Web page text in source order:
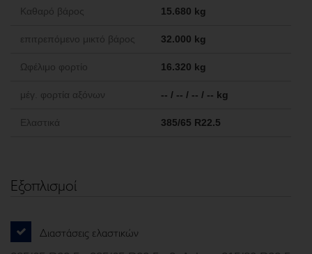
Καθαρό βάρος 15.680 kg
επιτρεπόμενο μικτό βάρος 32.000 kg
Ωφέλιμο φορτίο 16.320 kg
μέγ. φορτία αξόνων -- / -- / -- / -- kg
Ελαστικά 385/65 R22.5
Εξοπλισμοί
Διαστάσεις ελαστικών